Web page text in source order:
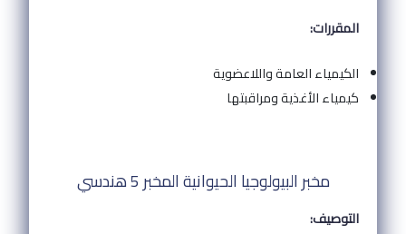
المقررات:
الكيمياء العامة واللاعضوية
كيمياء الأغذية ومراقبتها
مخبر البيولوجيا الحيوانية المخبر 5 هندسي
التوصيف: